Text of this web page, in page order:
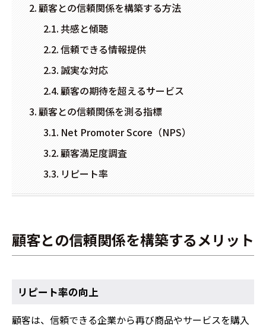
顧客との信頼関係を構築する方法
共感と傾聴
信頼できる情報提供
誠実な対応
顧客の期待を超えるサービス
顧客との信頼関係を測る指標
Net Promoter Score（NPS）
顧客満足度調査
リピート率
顧客との信頼関係を構築するメリット
リピート率の向上
顧客は、信頼できる企業から再び商品やサービスを購入